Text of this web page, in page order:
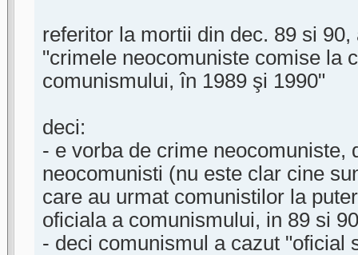
referitor la mortii din dec. 89 si
"crimele neocomuniste comise la
comunismului, în 1989 şi 1990"
deci:
- e vorba de crime neocomuniste,
neocomunisti (nu este clar cine
care au urmat comunistilor la
oficiala a comunismului, in 89 si
- deci comunismul a cazut "oficial